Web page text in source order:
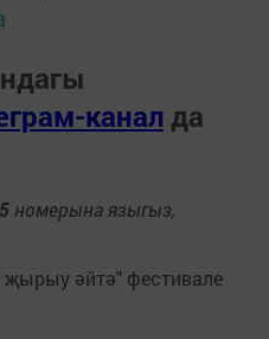
канал да
номерына языгыз,